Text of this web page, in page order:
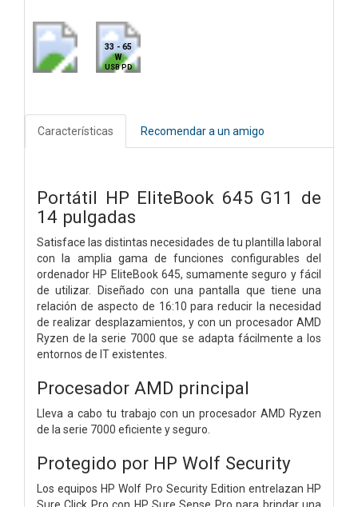
33 - 65
W
USB PD
Características Recomendar a un amigo
Portátil HP EliteBook 645 G11 de
14 pulgadas
Satisface las distintas necesidades de tu plantilla laboral
con la amplia gama de funciones configurables del
ordenador HP EliteBook 645, sumamente seguro y fácil
de utilizar. Diseñado con una pantalla que tiene una
relación de aspecto de 16:10 para reducir la necesidad
de realizar desplazamientos, y con un procesador AMD
Ryzen de la serie 7000 que se adapta fácilmente a los
entornos de IT existentes.
Procesador AMD principal
Lleva a cabo tu trabajo con un procesador AMD Ryzen
de la serie 7000 eficiente y seguro.
Protegido por HP Wolf Security
Los equipos HP Wolf Pro Security Edition entrelazan HP
Sure Click Pro con HP Sure Sense Pro para brindar una